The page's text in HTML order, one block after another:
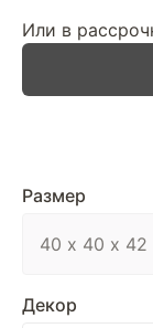
Или в
Размер
Декор